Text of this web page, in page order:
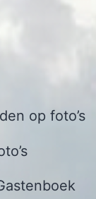
op foto’s